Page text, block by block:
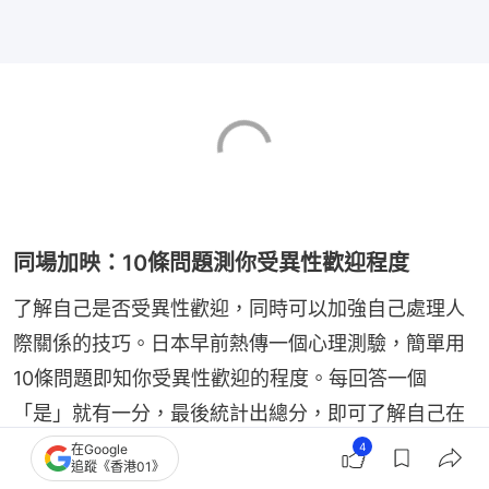
同場加映：10條問題測你受異性歡迎程度
了解自己是否受異性歡迎，同時可以加強自己處理人
際關係的技巧。日本早前熱傳一個心理測驗，簡單用
10條問題即知你受異性歡迎的程度。每回答一個
「是」就有一分，最後統計出總分，即可了解自己在
異性眼中的形象和有多受異性歡迎！
在Google
追蹤《香港01》
4